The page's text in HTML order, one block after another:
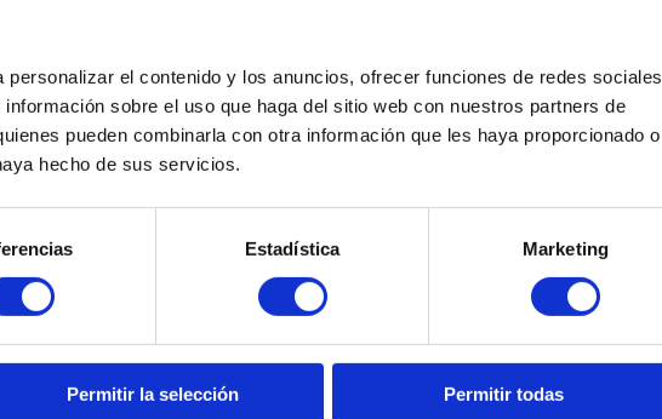
el contenido y los anuncios, ofrecer funciones de redes sociales
sobre el uso que haga del sitio web con nuestros partners de
pueden combinarla con otra información que les haya proporcionado o
hecho de sus servicios.
Estadística Marketing
Permitir la selección Permitir todas